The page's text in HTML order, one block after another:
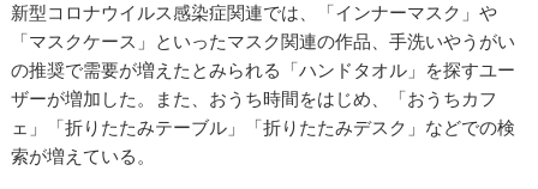
新型コロナウイルス感染症関連では、「インナーマスク」や
「マスクケース」といったマスク関連の作品、手洗いやうがい
の推奨で需要が増えたとみられる「ハンドタオル」を探すユー
ザーが増加した。また、おうち時間をはじめ、「おうちカフ
ェ」「折りたたみテーブル」「折りたたみデスク」などでの検
索が増えている。